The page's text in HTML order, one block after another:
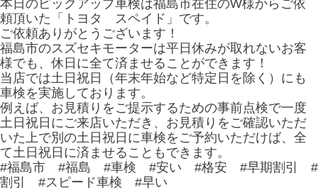
本日のピックアップ車検は福島市在住のW様からご依
頼頂いた「トヨタ スペイド」です。
ご依頼ありがとうございます！
福島市のスズセキモーターは平日休みが取れないお客
様でも、休日に全て済ませることができます！
当店では土日祝日（年末年始など特定日を除く）にも
車検を実施しております。
例えば、お見積りをご提示するための事前点検で一度
土日祝日にご来店いただき、お見積りをご確認いただ
いた上で別の土日祝日に車検をご予約いただけば、全
て土日祝日に済ませることもできます。
#福島市 #福島 #車検 #安い #格安 #早期割引 #
割引 #スピード車検 #早い